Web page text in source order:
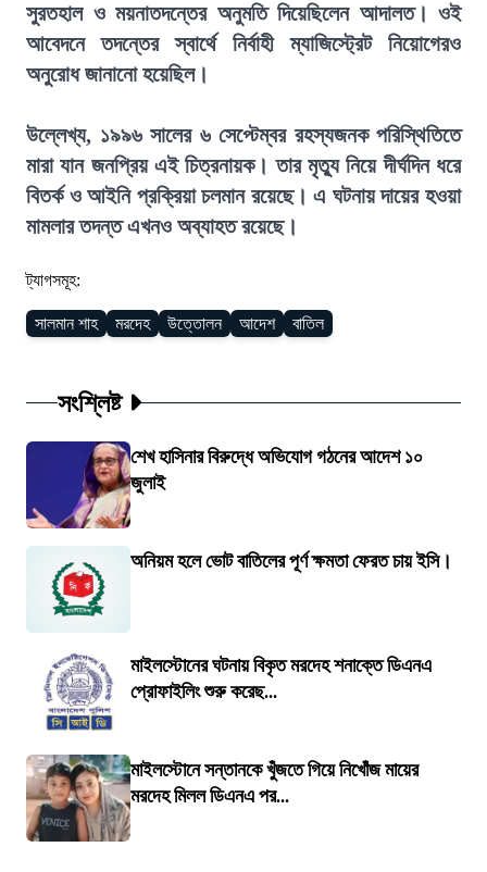
সুরতহাল ও ময়নাতদন্তের অনুমতি দিয়েছিলেন আদালত। ওই
আবেদনে তদন্তের স্বার্থে নির্বাহী ম্যাজিস্ট্রেট নিয়োগেরও
অনুরোধ জানানো হয়েছিল।
উল্লেখ্য, ১৯৯৬ সালের ৬ সেপ্টেম্বর রহস্যজনক পরিস্থিতিতে
মারা যান জনপ্রিয় এই চিত্রনায়ক। তার মৃত্যু নিয়ে দীর্ঘদিন ধরে
বিতর্ক ও আইনি প্রক্রিয়া চলমান রয়েছে। এ ঘটনায় দায়ের হওয়া
মামলার তদন্ত এখনও অব্যাহত রয়েছে।
ট্যাগসমূহ:
সালমান শাহ মরদেহ উত্তোলন আদেশ বাতিল
সংশ্লিষ্ট
শেখ হাসিনার বিরুদ্ধে অভিযোগ গঠনের আদেশ ১০
জুলাই
অনিয়ম হলে ভোট বাতিলের পূর্ণ ক্ষমতা ফেরত চায় ইসি।
মাইলস্টোনের ঘটনায় বিকৃত মরদেহ শনাক্তে ডিএনএ
প্রোফাইলিং শুরু করেছ...
মাইলস্টোনে সন্তানকে খুঁজতে গিয়ে নিখোঁজ মায়ের
মরদেহ মিলল ডিএনএ পর...